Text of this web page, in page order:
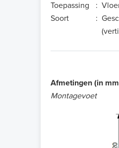
Toepassing
Soort
:
:
Afmetingen (in
Montagevoet